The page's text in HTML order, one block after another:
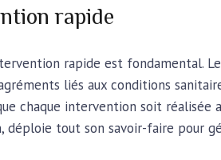
rapide
rapide est fondamental.
liés aux conditions
chaque intervention soit
déploie tout son savoir-faire pour